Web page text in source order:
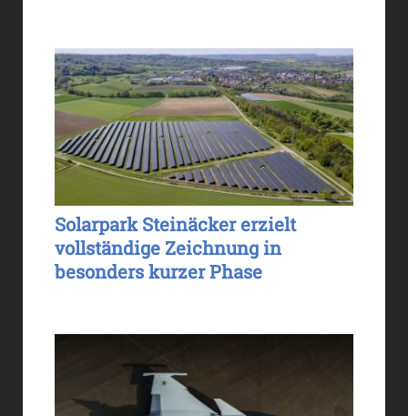
Solarpark Steinäcker erzielt
vollständige Zeichnung in
besonders kurzer Phase